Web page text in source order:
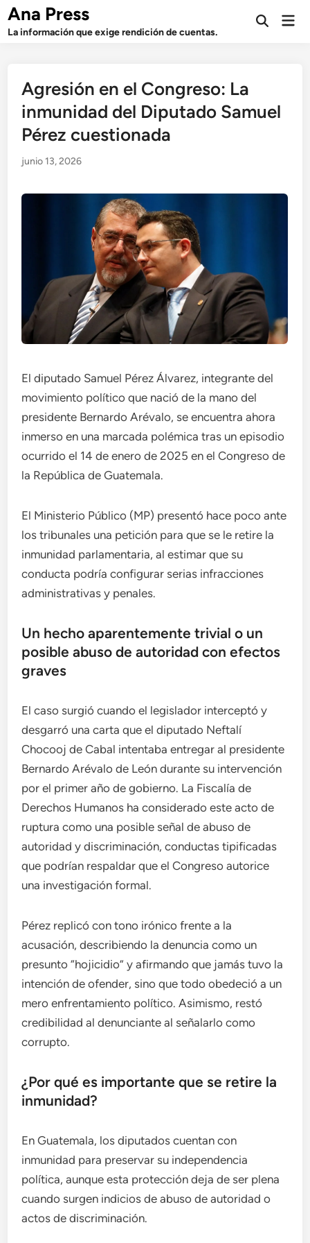
Saltar
contenido
Ana Press
La información que exige rendición de cuentas.
Abrir
Agresión en el Congreso: La
inmunidad del Diputado Samuel
Pérez cuestionada
junio 13, 2026
El diputado Samuel Pérez Álvarez, integrante del
movimiento político que nació de la mano del
presidente Bernardo Arévalo, se encuentra ahora
inmerso en una marcada polémica tras un episodio
ocurrido el 14 de enero de 2025 en el Congreso de
la República de Guatemala.
El Ministerio Público (MP) presentó hace poco ante
los tribunales una petición para que se le retire la
inmunidad parlamentaria, al estimar que su
conducta podría configurar serias infracciones
administrativas y penales.
Un hecho aparentemente trivial o un
posible abuso de autoridad con efectos
graves
El caso surgió cuando el legislador interceptó y
desgarró una carta que el diputado Neftalí
Chocooj de Cabal intentaba entregar al presidente
Bernardo Arévalo de León durante su intervención
por el primer año de gobierno. La Fiscalía de
Derechos Humanos ha considerado este acto de
ruptura como una posible señal de abuso de
autoridad y discriminación, conductas tipificadas
que podrían respaldar que el Congreso autorice
una investigación formal.
Pérez replicó con tono irónico frente a la
acusación, describiendo la denuncia como un
presunto “hojicidio” y afirmando que jamás tuvo la
intención de ofender, sino que todo obedeció a un
mero enfrentamiento político. Asimismo, restó
credibilidad al denunciante al señalarlo como
corrupto.
¿Por qué es importante que se retire la
inmunidad?
En Guatemala, los diputados cuentan con
inmunidad para preservar su independencia
política, aunque esta protección deja de ser plena
cuando surgen indicios de abuso de autoridad o
actos de discriminación.